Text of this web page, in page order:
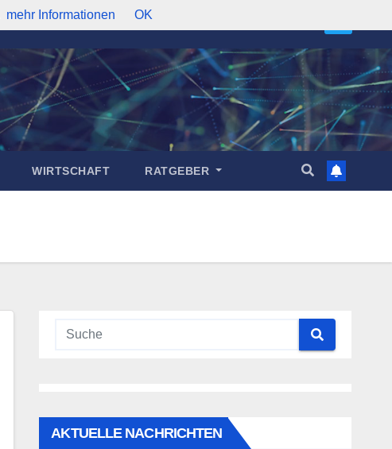
WIRTSCHAFT RATGEBER
AKTUELLE NACHRICHTEN
mehr Informationen OK